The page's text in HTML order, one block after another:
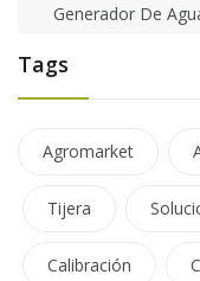
Generador De
Tags
Agromarket
Tijera
Calibración